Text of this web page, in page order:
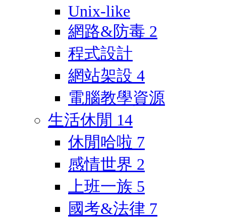
Unix-like
網路&防毒 2
程式設計
網站架設 4
電腦教學資源
生活休閒 14
休閒哈啦 7
感情世界 2
上班一族 5
國考&法律 7